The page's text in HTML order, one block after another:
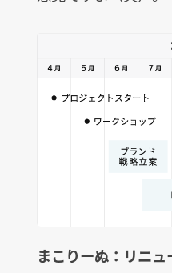
まこりーぬ： リニ